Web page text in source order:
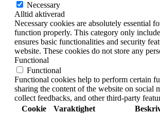
Necessary
Alltid aktiverad
Necessary cookies are absolutely essential
function properly. This category only
ensures basic functionalities and security
website. These cookies do not store any
Functional
Functional
Functional cookies help to perform certain
sharing the content of the website on social
collect feedbacks, and other third-party
Cookie
Varaktighet